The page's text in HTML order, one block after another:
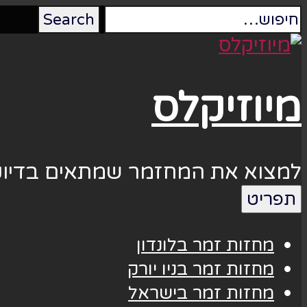
מיוזיקלס
למצוא את המחזמר שמתאים
תפריט
מחזות זמר בלונדון
מחזות זמר בניו יורק
מחזות זמר בישראל